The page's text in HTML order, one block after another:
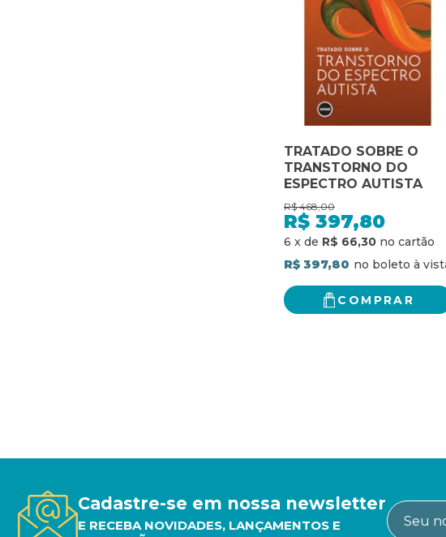
TRATADO SOBRE O
TRANSTORNO DO
ESPECTRO AUTISTA
R$ 468,00
R$ 397,80
6 x de R$ 66,30
R$ 397,80
COMPRAR
Cadastre-se em nossa newsletter
E RECEBA NOVIDADES, LANÇAMENTOS E